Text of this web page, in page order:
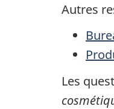
Autres
Les